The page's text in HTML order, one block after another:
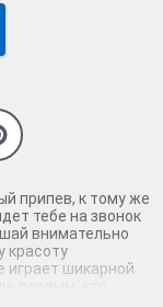
припев, к тому же
тебе на звонок
внимательно
красоту
играет шикарной
первым, кто